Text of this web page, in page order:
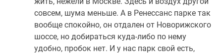
совсем, шума меньше. А в Ренессанс парке так
вообще спокойно, он отдален от Новорижского
шоссе, но добираться куда-либо по нему
удобно, пробок нет. И у нас парк свой есть,